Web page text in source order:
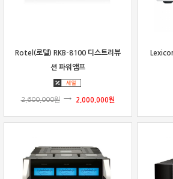
Rotel(로텔) RKB-8100 디스트리뷰
션 파워앰프
2,600,000원 2,000,000원